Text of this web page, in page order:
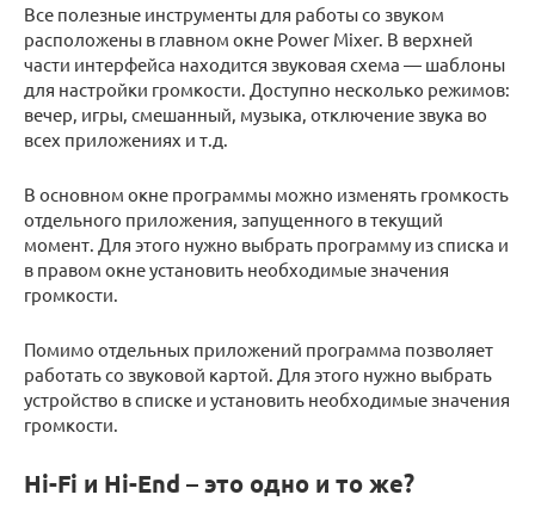
Все полезные инструменты для работы со звуком
расположены в главном окне Power Mixer. В верхней
части интерфейса находится звуковая схема — шаблоны
для настройки громкости. Доступно несколько режимов:
вечер, игры, смешанный, музыка, отключение звука во
всех приложениях и т.д.
В основном окне программы можно изменять громкость
отдельного приложения, запущенного в текущий
момент. Для этого нужно выбрать программу из списка и
в правом окне установить необходимые значения
громкости.
Помимо отдельных приложений программа позволяет
работать со звуковой картой. Для этого нужно выбрать
устройство в списке и установить необходимые значения
громкости.
Hi-Fi и Hi-End – это одно и то же?